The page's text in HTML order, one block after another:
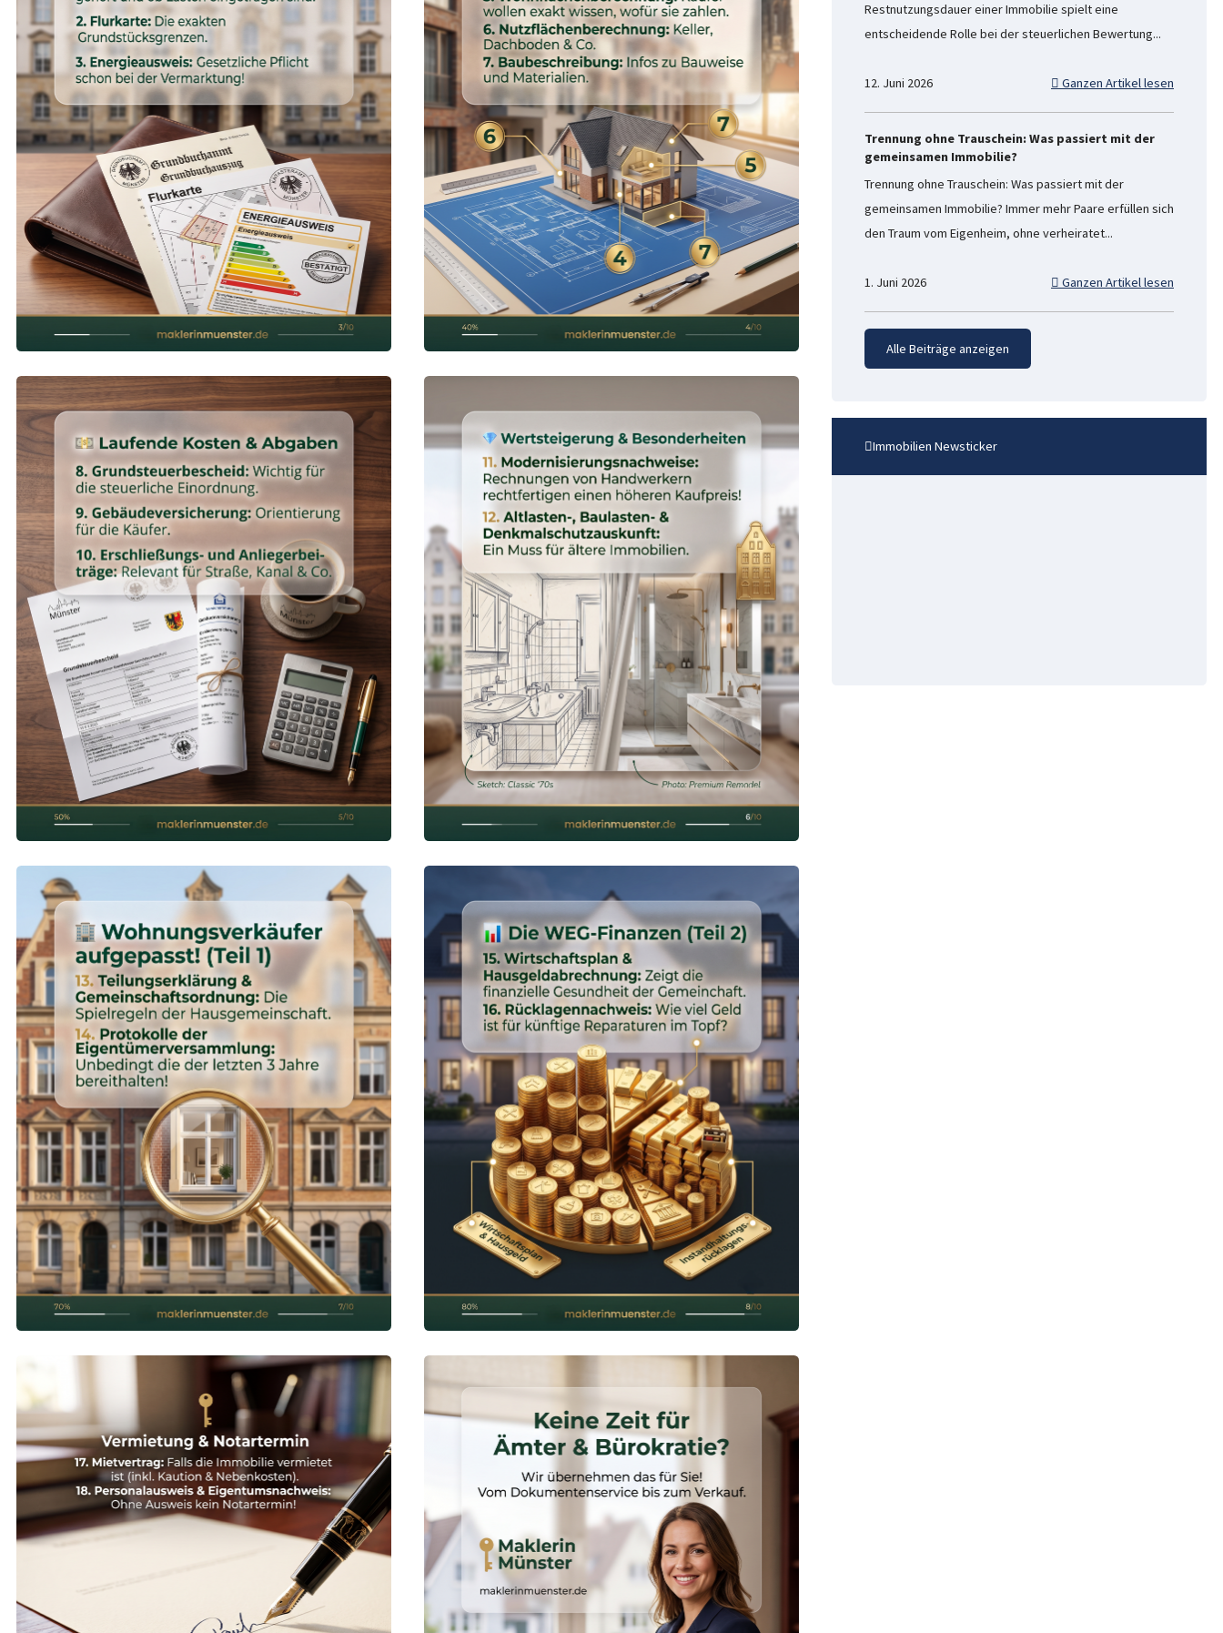
Restnutzungsdauer einer Immobilie spielt eine
entscheidende Rolle bei der steuerlichen Bewertung...
12. Juni 2026 Ganzen Artikel lesen
Trennung ohne Trauschein: Was passiert mit der
gemeinsamen Immobilie?
Trennung ohne Trauschein: Was passiert mit der
gemeinsamen Immobilie? Immer mehr Paare erfüllen sich
den Traum vom Eigenheim, ohne verheiratet...
1. Juni 2026 Ganzen Artikel lesen
Alle Beiträge anzeigen
Immobilien Newsticker